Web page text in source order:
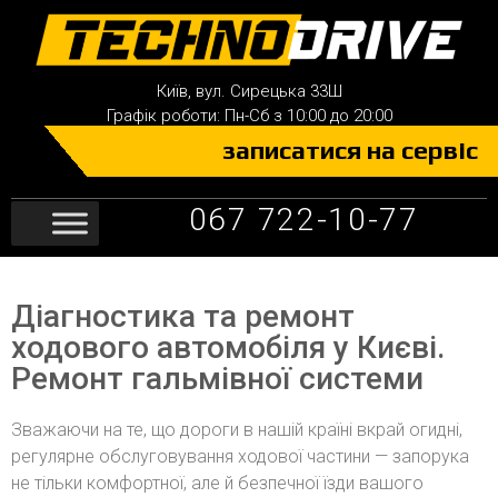
Київ, вул. Сирецька 33Ш
Графік роботи: Пн-Сб з 10:00 до 20:00
записатися на сервіс
067 722-10-77
Діагностика та ремонт
ходового автомобіля у Києві.
Ремонт гальмівної системи
Зважаючи на те, що дороги в нашій країні вкрай огидні,
регулярне обслуговування ходової частини — запорука
не тільки комфортної, але й безпечної їзди вашого